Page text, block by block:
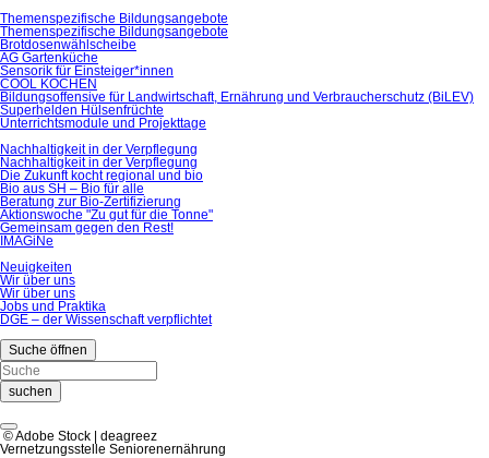
Themenspezifische Bildungsangebote
Themenspezifische Bildungsangebote
Brotdosenwählscheibe
AG Gartenküche
Sensorik für Einsteiger*innen
COOL KOCHEN
Bildungsoffensive für Landwirtschaft, Ernährung und Verbraucherschutz (BiLEV)
Superhelden Hülsenfrüchte
Unterrichtsmodule und Projekttage
Nachhaltigkeit in der Verpflegung
Nachhaltigkeit in der Verpflegung
Die Zukunft kocht regional und bio
Bio aus SH – Bio für alle
Beratung zur Bio-Zertifizierung
Aktionswoche "Zu gut für die Tonne"
Gemeinsam gegen den Rest!
IMAGiNe
Neuigkeiten
Wir über uns
Wir über uns
Jobs und Praktika
DGE – der Wissenschaft verpflichtet
Suche öffnen
suchen
© Adobe Stock | deagreez
Vernetzungsstelle Seniorenernährung